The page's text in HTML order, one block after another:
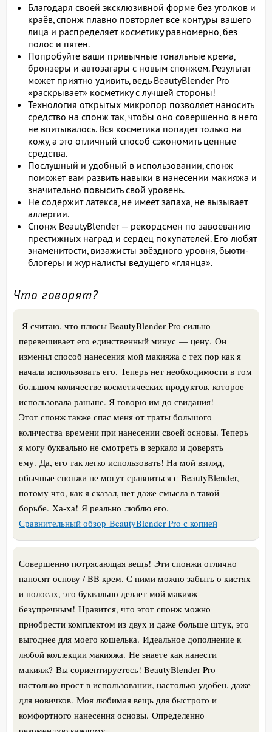
Благодаря своей эксклюзивной форме без уголков и
краёв, спонж плавно повторяет все контуры вашего
лица и распределяет косметику равномерно, без
полос и пятен.
Попробуйте ваши привычные тональные крема,
бронзеры и автозагары с новым спонжем. Результат
может приятно удивить, ведь BeautyBlender Pro
«раскрывает» косметику с лучшей стороны!
Технология открытых микропор позволяет наносить
средство на спонж так, чтобы оно совершенно в него
не впитывалось. Вся косметика попадёт только на
кожу, а это отличный способ сэкономить ценные
средства.
Послушный и удобный в использовании, спонж
поможет вам развить навыки в нанесении макияжа и
значительно повысить свой уровень.
Не содержит латекса, не имеет запаха, не вызывает
аллергии.
Спонж BeautyBlender — рекордсмен по завоеванию
престижных наград и сердец покупателей. Его любят
знаменитости, визажисты звёздного уровня, бьюти-
блогеры и журналисты ведущего «глянца».
Что говорят?
Я считаю, что плюсы BeautyBlender Pro сильно
перевешивает его единственный минус — цену. Он
изменил способ нанесения мой макияжа с тех пор как я
начала использовать его. Теперь нет необходимости в том
большом количестве косметических продуктов, которое
использовала раньше. Я говорю им до свидания!
Этот спонж также спас меня от траты большого
количества времени при нанесении своей основы. Теперь
я могу буквально не смотреть в зеркало и доверять
ему. Да, его так легко использовать! На мой взгляд,
обычные спонжи не могут сравниться с BeautyBlender,
потому что, как я сказал, нет даже смысла в такой
борьбе. Ха-ха! Я реально люблю его.
Сравнительный обзор BeautyBlender Pro с копией
Совершенно потрясающая вещь! Эти спонжи отлично
наносят основу / BB крем. С ними можно забыть о кистях
и полосах, это буквально делает мой макияж
безупречным! Нравится, что этот спонж можно
приобрести комплектом из двух и даже больше штук, это
выгоднее для моего кошелька. Идеальное дополнение к
любой коллекции макияжа. Не знаете как нанести
макияж? Вы сориентируетесь! BeautyBlender Pro
настолько прост в использовании, настолько удобен, даже
для новичков. Моя любимая вещь для быстрого и
комфортного нанесения основы. Определенно